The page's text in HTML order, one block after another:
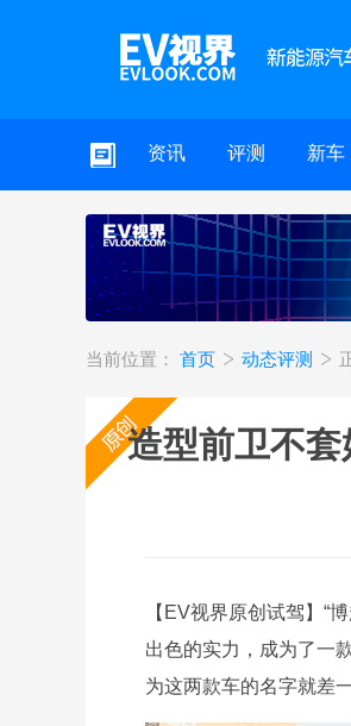
资讯 评测 新车
当前位置： 首页 动态评测
造型前卫不套
【EV视界原创试驾】“
出色的实力，成为了一
为这两款车的名字就差